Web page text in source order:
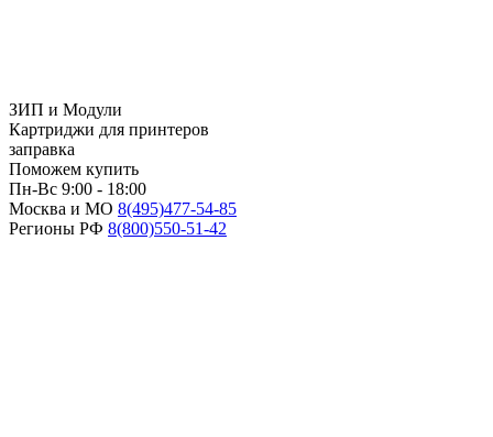
ЗИП и Модули
Картриджи для принтеров
заправка
Поможем купить
Пн-Вс 9:00 - 18:00
Москва и МО 8(495)477-54-85
Регионы РФ 8(800)550-51-42